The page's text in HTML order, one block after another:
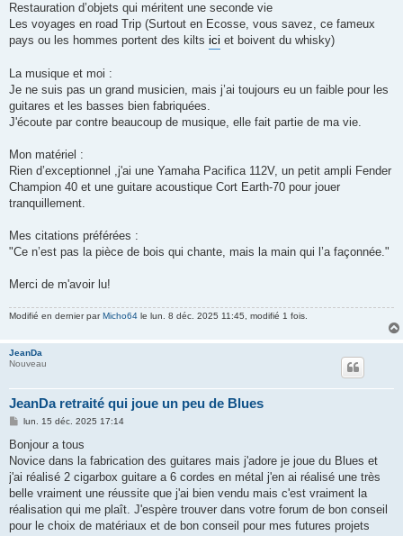
Restauration d’objets qui méritent une seconde vie
Les voyages en road Trip (Surtout en Ecosse, vous savez, ce fameux
pays ou les hommes portent des kilts ici et boivent du whisky)
La musique et moi :
Je ne suis pas un grand musicien, mais j’ai toujours eu un faible pour les
guitares et les basses bien fabriquées.
J'écoute par contre beaucoup de musique, elle fait partie de ma vie.
Mon matériel :
Rien d’exceptionnel ,j'ai une Yamaha Pacifica 112V, un petit ampli Fender
Champion 40 et une guitare acoustique Cort Earth-70 pour jouer
tranquillement.
Mes citations préférées :
"Ce n’est pas la pièce de bois qui chante, mais la main qui l’a façonnée."
Merci de m'avoir lu!
Modifié en dernier parMicho64 le lun. 8 déc. 2025 11:45, modifié 1 fois.
JeanDa
Nouveau
JeanDa retraité qui joue un peu de Blues
M
s
a
g
lun. 15 déc. 2025 17:14
Bonjour a tous
Novice dans la fabrication des guitares mais j'adore je joue du Blues et
j'ai réalisé 2 cigarbox guitare a 6 cordes en métal j'en ai réalisé une très
belle vraiment une réussite que j'ai bien vendu mais c'est vraiment la
réalisation qui me plaît. J'espère trouver dans votre forum de bon conseil
pour le choix de matériaux et de bon conseil pour mes futures projets